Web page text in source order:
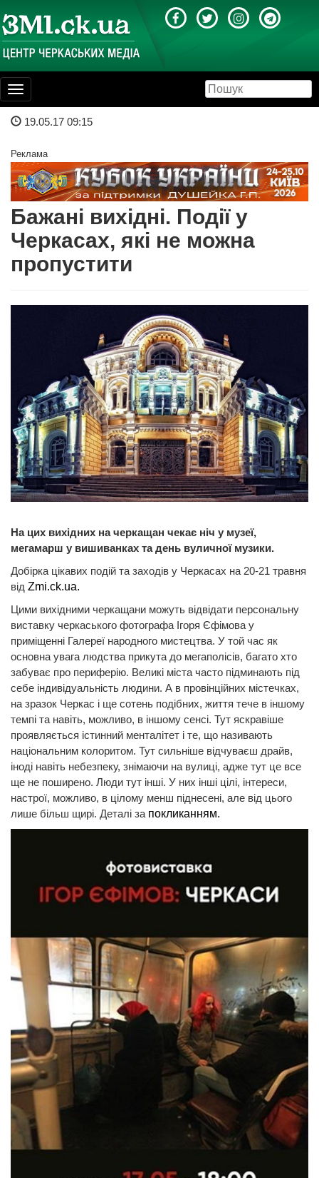
Toggle
navigation
19.05.17 09:15
Реклама
Бажані вихідні. Події у
Черкасах, які не можна
пропустити
На цих вихідних на черкащан чекає ніч у музеї,
мегамарш у вишиванках та день вуличної музики.
Добірка цікавих подій та заходів у Черкасах на 20-21 травня
від Zmi.ck.ua.
Цими вихідними черкащани можуть відвідати персональну
виставку черкаського фотографа Ігоря Єфімова у
приміщенні Галереї народного мистецтва. У той час як
основна увага людства прикута до мегаполісів, багато хто
забуває про периферію. Великі міста часто підминають під
себе індивідуальність людини. А в провінційних містечках,
на зразок Черкас і ще сотень подібних, життя тече в іншому
темпі та навіть, можливо, в іншому сенсі. Тут яскравіше
проявляється істинний менталітет і те, що називають
національним колоритом. Тут сильніше відчуваєш драйв,
іноді навіть небезпеку, знімаючи на вулиці, адже тут це все
ще не поширено. Люди тут інші. У них інші цілі, інтереси,
настрої, можливо, в цілому менш піднесені, але від цього
лише більш щирі. Деталі за покликанням.